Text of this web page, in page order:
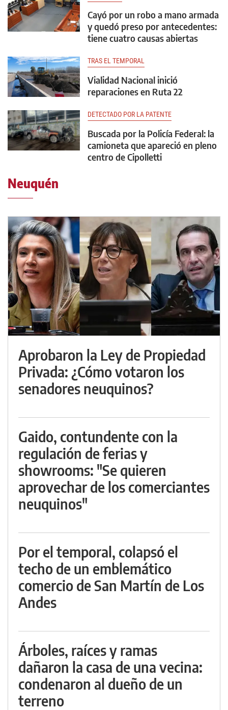
Cayó por un robo a mano armada
y quedó preso por antecedentes:
tiene cuatro causas abiertas
TRAS EL TEMPORAL
Vialidad Nacional inició
reparaciones en Ruta 22
DETECTADO POR LA PATENTE
Buscada por la Policía Federal: la
camioneta que apareció en pleno
centro de Cipolletti
Neuquén
Aprobaron la Ley de Propiedad
Privada: ¿Cómo votaron los
senadores neuquinos?
Gaido, contundente con la
regulación de ferias y
showrooms: "Se quieren
aprovechar de los comerciantes
neuquinos"
Por el temporal, colapsó el
techo de un emblemático
comercio de San Martín de Los
Andes
Árboles, raíces y ramas
dañaron la casa de una vecina:
condenaron al dueño de un
terreno